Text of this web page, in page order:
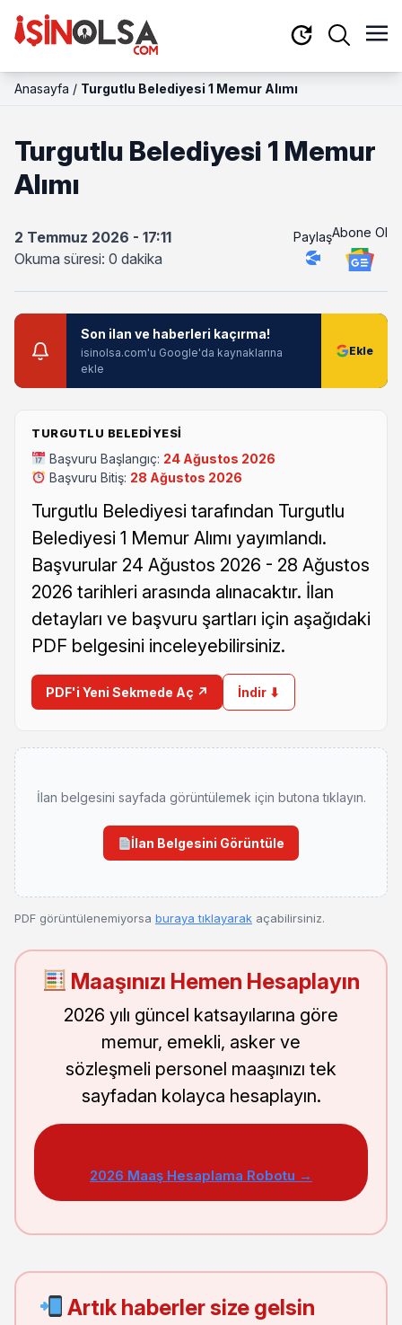
Anasayfa / Turgutlu Belediyesi 1 Memur Alımı
Turgutlu Belediyesi 1 Memur
Alımı
2 Temmuz 2026 - 17:11
Okuma süresi: 0 dakika
PaylaşAbone Ol
Son ilan ve haberleri kaçırma!
isinolsa.com'u Google'da kaynaklarına
ekle
TURGUTLU BELEDIYESI
Başvuru Başlangıç: 24 Ağustos 2026
Başvuru Bitiş: 28 Ağustos 2026
Turgutlu Belediyesi tarafından Turgutlu
Belediyesi 1 Memur Alımı yayımlandı.
Başvurular 24 Ağustos 2026 - 28 Ağustos
2026 tarihleri arasında alınacaktır. İlan
detayları ve başvuru şartları için aşağıdaki
PDF belgesini inceleyebilirsiniz.
PDF'i Yeni Sekmede Aç ↗ İndir ⬇
İlan belgesini sayfada görüntülemek için butona tıklayın.
İlan Belgesini Görüntüle
PDF görüntülenemiyorsa buraya tıklayarak açabilirsiniz.
Maaşınızı Hemen Hesaplayın
2026 yılı güncel katsayılarına göre
memur, emekli, asker ve
sözleşmeli personel maaşınızı tek
sayfadan kolayca hesaplayın.
2026 Maaş Hesaplama Robotu →
Artık haberler size gelsin